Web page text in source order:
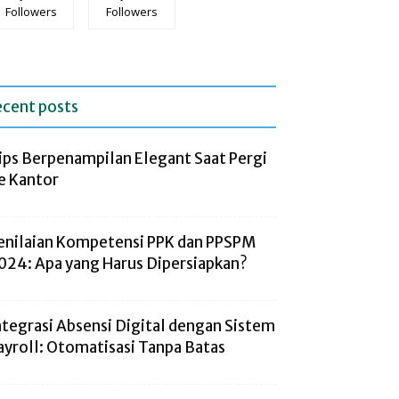
Followers Followers
posts
Berpenampilan Elegant Saat Pergi
Kantor
Kompetensi PPK dan PPSPM
Apa yang Harus Dipersiapkan?
Absensi Digital dengan Sistem
Otomatisasi Tanpa Batas